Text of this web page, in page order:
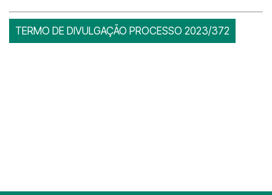
TERMO DE DIVULGAÇÃO PROCESSO 2023/372